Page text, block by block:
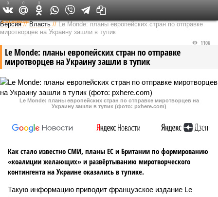
Федеральный выпуск
Версия //Власть //Le Monde: планы европейских стран по отправке
миротворцев на Украину зашли в тупик
Le Monde: планы европейских стран по отправке
миротворцев на Украину зашли в тупик
1106
Le Monde: планы европейских стран по отправке миротворцев на
Украину зашли в тупик (фото: pxhere.com)
Как стало известно СМИ, планы ЕС и Британии по формированию
«коалиции желающих» и развёртыванию миротворческого
контингента на Украине оказались в тупике.
Такую информацию приводит французское издание Le
0 0 0